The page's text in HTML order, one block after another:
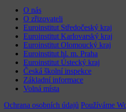
O nás
O zřizovateli
Euroinstitut Středočeský kraj
Euroinstitut Karlovarský kraj
Euroinstitut Olomoucký kraj
Euroinstitut hl. m. Praha
Euroinstitut Ústecký kraj
Česká školní inspekce
Základní informace
Volná místa
Ochrana osobních údajů Používáme